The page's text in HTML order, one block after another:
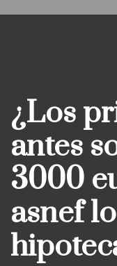
¿Los
antes
3000
asnef